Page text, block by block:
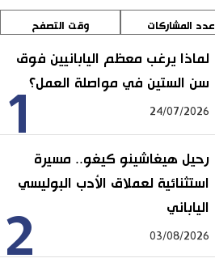
عدد المشاركات وقت التصفح
1
لماذا يرغب معظم اليابانيين فوق
سن الستين في مواصلة العمل؟
24/07/2026
2
رحيل هيغاشينو كيغو.. مسيرة
استثنائية لعملاق الأدب البوليسي
الياباني
03/08/2026